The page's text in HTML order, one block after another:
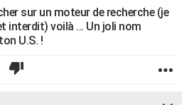
sur un moteur de recherche (je
interdit) voilà ... Un joli nom
U.S. !